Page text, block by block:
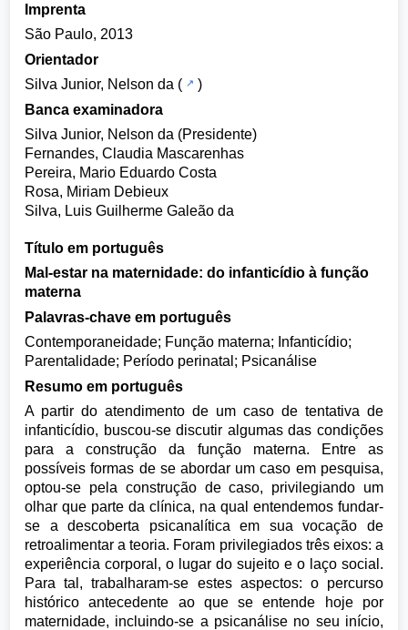
Imprenta
São Paulo, 2013
Orientador
Silva Junior, Nelson da (
)
Banca examinadora
Silva Junior, Nelson da (Presidente)
Fernandes, Claudia Mascarenhas
Pereira, Mario Eduardo Costa
Rosa, Miriam Debieux
Silva, Luis Guilherme Galeão da
Título em português
Mal-estar na maternidade: do infanticídio à função
materna
Palavras-chave em português
Contemporaneidade; Função materna; Infanticídio;
Parentalidade; Período perinatal; Psicanálise
Resumo em português
A partir do atendimento de um caso de tentativa de
infanticídio, buscou-se discutir algumas das condições
para a construção da função materna. Entre as
possíveis formas de se abordar um caso em pesquisa,
optou-se pela construção de caso, privilegiando um
olhar que parte da clínica, na qual entendemos fundar-
se a descoberta psicanalítica em sua vocação de
retroalimentar a teoria. Foram privilegiados três eixos: a
experiência corporal, o lugar do sujeito e o laço social.
Para tal, trabalharam-se estes aspectos: o percurso
histórico antecedente ao que se entende hoje por
maternidade, incluindo-se a psicanálise no seu início,